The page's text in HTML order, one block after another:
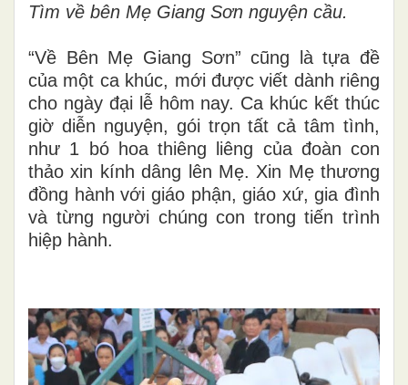
Tìm về bên Mẹ Giang Sơn nguyện cầu.
“Về Bên Mẹ Giang Sơn” cũng là tựa đề
của một ca khúc, mới được viết dành riêng
cho ngày đại lễ hôm nay. Ca khúc kết thúc
giờ diễn nguyện, gói trọn tất cả tâm tình,
như 1 bó hoa thiêng liêng của đoàn con
thảo xin kính dâng lên Mẹ. Xin Mẹ thương
đồng hành với giáo phận, giáo xứ, gia đình
và từng người chúng con trong tiến trình
hiệp hành.